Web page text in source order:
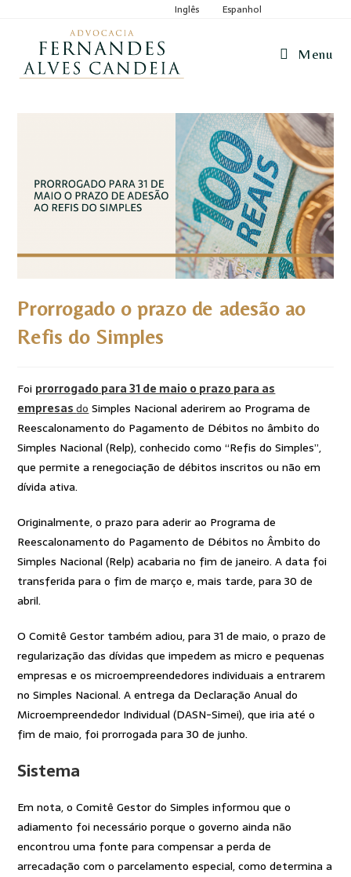
Inglês Espanhol
Menu
Prorrogado o prazo de adesão ao
Refis do Simples
Foi prorrogado para 31 de maio o prazo para as
empresasdo Simples Nacional aderirem ao Programa de
Reescalonamento do Pagamento de Débitos no âmbito do
Simples Nacional (Relp), conhecido como “Refis do Simples”,
que permite a renegociação de débitos inscritos ou não em
dívida ativa.
Originalmente, o prazo para aderir ao Programa de
Reescalonamento do Pagamento de Débitos no Âmbito do
Simples Nacional (Relp) acabaria no fim de janeiro. A data foi
transferida para o fim de março e, mais tarde, para 30 de
abril.
O Comitê Gestor também adiou, para 31 de maio, o prazo de
regularização das dívidas que impedem as micro e pequenas
empresas e os microempreendedores individuais a entrarem
no Simples Nacional. A entrega da Declaração Anual do
Microempreendedor Individual (DASN-Simei), que iria até o
fim de maio, foi prorrogada para 30 de junho.
Sistema
Em nota, o Comitê Gestor do Simples informou que o
adiamento foi necessário porque o governo ainda não
encontrou uma fonte para compensar a perda de
arrecadação com o parcelamento especial, como determina a